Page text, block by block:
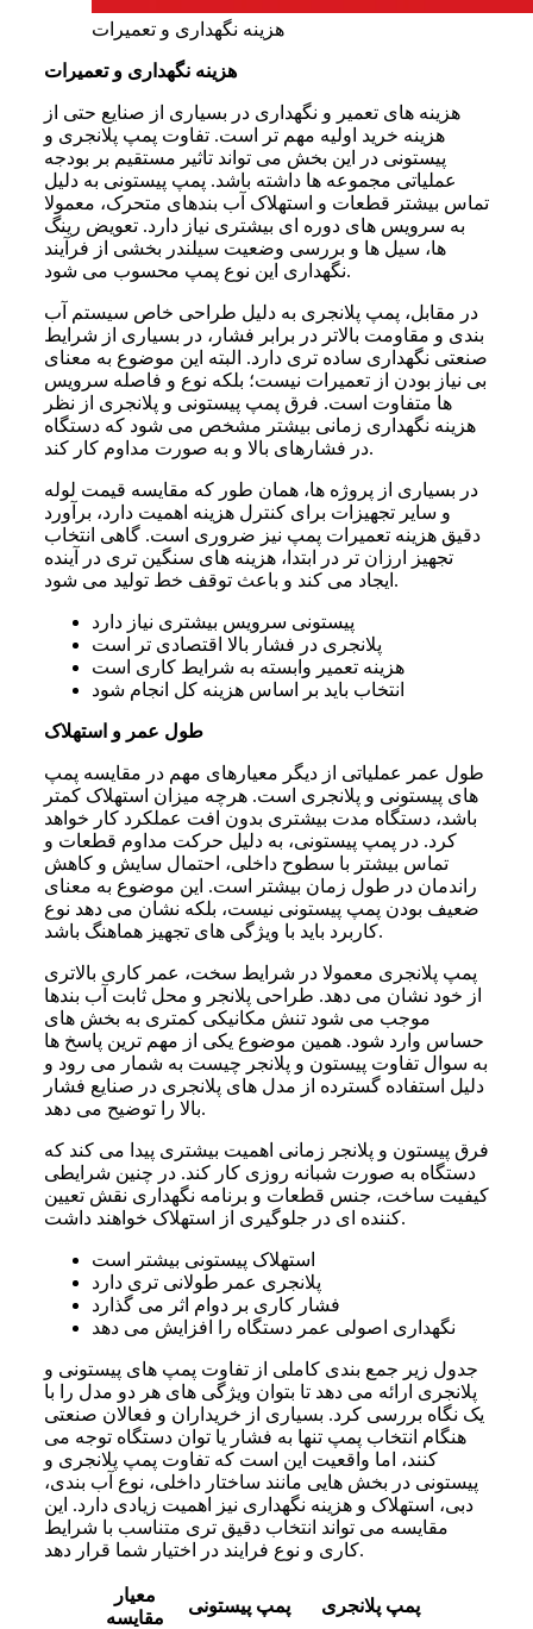
هزینه نگهداری و تعمیرات
هزینه نگهداری و تعمیرات
هزینه های تعمیر و نگهداری در بسیاری از صنایع حتی از
هزینه خرید اولیه مهم تر است. تفاوت پمپ پلانجری و
پیستونی در این بخش می تواند تاثیر مستقیم بر بودجه
عملیاتی مجموعه ها داشته باشد. پمپ پیستونی به دلیل
تماس بیشتر قطعات و استهلاک آب بندهای متحرک، معمولا
به سرویس های دوره ای بیشتری نیاز دارد. تعویض رینگ
ها، سیل ها و بررسی وضعیت سیلندر بخشی از فرآیند
نگهداری این نوع پمپ محسوب می شود.
در مقابل، پمپ پلانجری به دلیل طراحی خاص سیستم آب
بندی و مقاومت بالاتر در برابر فشار، در بسیاری از شرایط
صنعتی نگهداری ساده تری دارد. البته این موضوع به معنای
بی نیاز بودن از تعمیرات نیست؛ بلکه نوع و فاصله سرویس
ها متفاوت است. فرق پمپ پیستونی و پلانجری از نظر
هزینه نگهداری زمانی بیشتر مشخص می شود که دستگاه
در فشارهای بالا و به صورت مداوم کار کند.
در بسیاری از پروژه ها، همان طور که مقایسه قیمت لوله
و سایر تجهیزات برای کنترل هزینه اهمیت دارد، برآورد
دقیق هزینه تعمیرات پمپ نیز ضروری است. گاهی انتخاب
تجهیز ارزان تر در ابتدا، هزینه های سنگین تری در آینده
ایجاد می کند و باعث توقف خط تولید می شود.
پیستونی سرویس بیشتری نیاز دارد
پلانجری در فشار بالا اقتصادی تر است
هزینه تعمیر وابسته به شرایط کاری است
انتخاب باید بر اساس هزینه کل انجام شود
طول عمر و استهلاک
طول عمر عملیاتی از دیگر معیارهای مهم در مقایسه پمپ
های پیستونی و پلانجری است. هرچه میزان استهلاک کمتر
باشد، دستگاه مدت بیشتری بدون افت عملکرد کار خواهد
کرد. در پمپ پیستونی، به دلیل حرکت مداوم قطعات و
تماس بیشتر با سطوح داخلی، احتمال سایش و کاهش
راندمان در طول زمان بیشتر است. این موضوع به معنای
ضعیف بودن پمپ پیستونی نیست، بلکه نشان می دهد نوع
کاربرد باید با ویژگی های تجهیز هماهنگ باشد.
پمپ پلانجری معمولا در شرایط سخت، عمر کاری بالاتری
از خود نشان می دهد. طراحی پلانجر و محل ثابت آب بندها
موجب می شود تنش مکانیکی کمتری به بخش های
حساس وارد شود. همین موضوع یکی از مهم ترین پاسخ ها
به سوال تفاوت پیستون و پلانجر چیست به شمار می رود و
دلیل استفاده گسترده از مدل های پلانجری در صنایع فشار
بالا را توضیح می دهد.
فرق پیستون و پلانجر زمانی اهمیت بیشتری پیدا می کند که
دستگاه به صورت شبانه روزی کار کند. در چنین شرایطی
کیفیت ساخت، جنس قطعات و برنامه نگهداری نقش تعیین
کننده ای در جلوگیری از استهلاک خواهند داشت.
استهلاک پیستونی بیشتر است
پلانجری عمر طولانی تری دارد
فشار کاری بر دوام اثر می گذارد
نگهداری اصولی عمر دستگاه را افزایش می دهد
جدول زیر جمع بندی کاملی از تفاوت پمپ های پیستونی و
پلانجری ارائه می دهد تا بتوان ویژگی های هر دو مدل را با
یک نگاه بررسی کرد. بسیاری از خریداران و فعالان صنعتی
هنگام انتخاب پمپ تنها به فشار یا توان دستگاه توجه می
کنند، اما واقعیت این است که تفاوت پمپ پلانجری و
پیستونی در بخش هایی مانند ساختار داخلی، نوع آب بندی،
دبی، استهلاک و هزینه نگهداری نیز اهمیت زیادی دارد. این
مقایسه می تواند انتخاب دقیق تری متناسب با شرایط
کاری و نوع فرایند در اختیار شما قرار دهد.
معیار
مقایسه
پمپ پیستونی پمپ پلانجری